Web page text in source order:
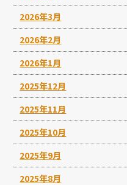
2026年3月
2026年2月
2026年1月
2025年12月
2025年11月
2025年10月
2025年9月
2025年8月